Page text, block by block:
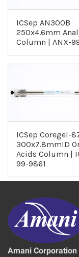
ICSep AN300B
250x4.6mm
Column | ANX-
ICSep Coregel-
300x7.8mmID
Acids Column |
99-9861
Amani